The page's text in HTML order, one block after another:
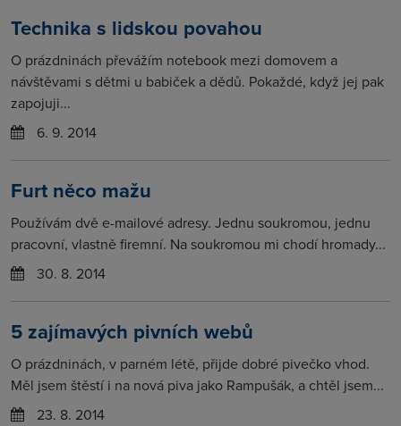
Technika s lidskou povahou
O prázdninách převážím notebook mezi domovem a
návštěvami s dětmi u babiček a dědů. Pokaždé, když jej pak
zapojuji...
6. 9. 2014
Furt něco mažu
Používám dvě e-mailové adresy. Jednu soukromou, jednu
pracovní, vlastně firemní. Na soukromou mi chodí hromady...
30. 8. 2014
5 zajímavých pivních webů
O prázdninách, v parném létě, přijde dobré pivečko vhod.
Měl jsem štěstí i na nová piva jako Rampušák, a chtěl jsem...
23. 8. 2014